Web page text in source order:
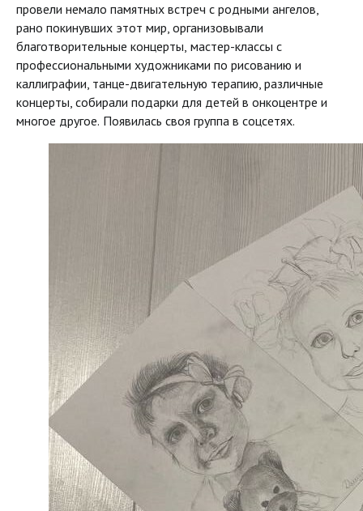
провели немало памятных встреч с родными ангелов,
рано покинувших этот мир, организовывали
благотворительные концерты, мастер-классы с
профессиональными художниками по рисованию и
каллиграфии, танце-двигательную терапию, различные
концерты, собирали подарки для детей в онкоцентре и
многое другое. Появилась своя группа в соцсетях.